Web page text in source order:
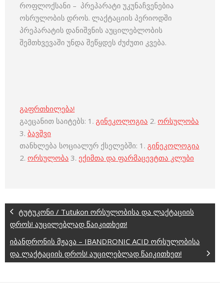
როფლოქსანი – პრეპარატი უკუნაჩვენებია
ოსრულობის დროს. ლაქტაციის პერიოდში
პრეპარატის დანიშვნის აუცილებლობის
შემთხვევაში უნდა შეწყდეს ძუძუთი კვება.
გაფრთხილება!
გაეცანით საიტებს: 1. გინეკოლოგია 2. ორსულობა
3. ბავშვი
თანხლება სოციალურ ქსელებში: 1. გინეკოლოგია
2. ორსულობა 3. ექიმთა და ფარმაცევტთა კლუბი
ტუტუკონი / Tutukon ორსულობისა და ლაქტაციის
დროს! აუცილებლად წაიკითხეთ!
იბანდრონის მჟავა – IBANDRONIC ACID ორსულობისა
და ლაქტაციის დროს! აუცილებლად წაიკითხეთ!